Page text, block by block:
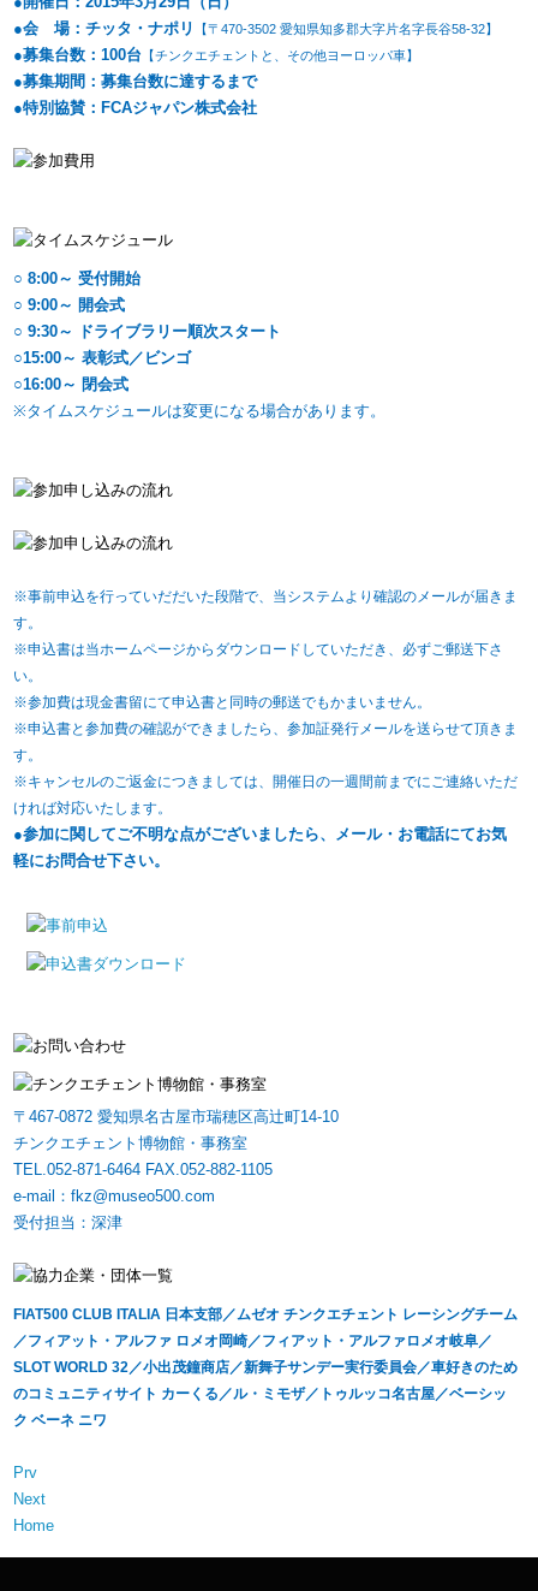
●会 場：チッタ・ナポリ
【〒470-3502 愛知県知多郡大字片名字長谷58-32】
●募集台数：100台 【チンクエチェントと、その他ヨーロッパ車】
●募集期間：募集台数に達するまで
●特別協賛：FCAジャパン株式会社
○ 8:00～ 受付開始
○ 9:00～ 開会式
○ 9:30～ ドライブラリー順次スタート
○15:00～ 表彰式／ビンゴ
○16:00～ 閉会式
※タイムスケジュールは変更になる場合があります。
※事前申込を行っていだだいた段階で、当システムより確認のメールが届きま
す。
※申込書は当ホームページからダウンロードしていただき、必ずご郵送下さ
い。
※参加費は現金書留にて申込書と同時の郵送でもかまいません。
※申込書と参加費の確認ができましたら、参加証発行メールを送らせて頂きま
す。
※キャンセルのご返金につきましては、開催日の一週間前までにご連絡いただ
ければ対応いたします。
●参加に関してご不明な点がございましたら、メール・お電話にてお気
軽にお問合せ下さい。
〒467-0872 愛知県名古屋市瑞穂区高辻町14-10
チンクエチェント博物館・事務室
TEL.052-871-6464 FAX.052-882-1105
e-mail：fkz@museo500.com
受付担当：深津
FIAT500 CLUB ITALIA 日本支部／ムゼオ チンクエチェント レーシングチーム
／フィアット・アルファ ロメオ岡崎／フィアット・アルファロメオ岐阜／
SLOT WORLD 32／小出茂鐘商店／新舞子サンデー実行委員会／車好きのため
のコミュニティサイト カーくる／ル・ミモザ／トゥルッコ名古屋／ベーシッ
ク ベーネ ニワ
Prv
Next
Home